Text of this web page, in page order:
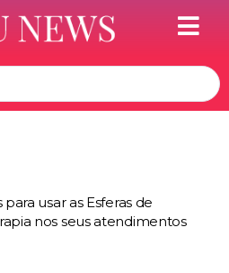
usar as Esferas de
nos seus atendimentos